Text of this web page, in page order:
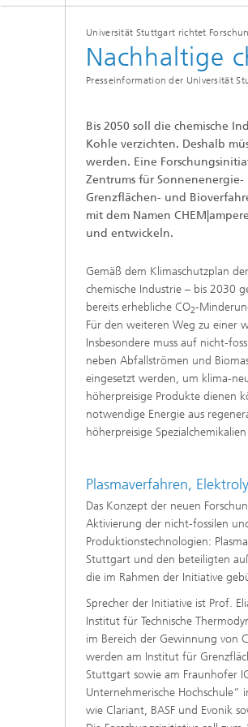
Biobasierte Polymere und
Zukunftsmaterialien
Mikrobielle Katalyse
Universität Stuttgart richtet
Nachhaltige
Presseinformation der Universität
Bis 2050 soll die chemische
Kohle verzichten. Deshalb
werden. Eine
Zentrums für
Grenzflächen- und
mit dem Namen
und entwickeln.
Gemäß dem Klimaschutzplan
chemische Industrie – bis 2030
bereits erhebliche CO2-
Für den weiteren Weg zu einer
Insbesondere muss auf nicht-
neben Abfallströmen und
eingesetzt werden, um klima-
höherpreisige Produkte dienen
notwendige Energie aus
höherpreisige
Plasmaverfahren,
Das Konzept der neuen
Aktivierung der nicht-fossilen
Produktionstechnologien:
Stuttgart und den beteiligten
die im Rahmen der Initiative
Sprecher der Initiative ist Prof.
Institut für Technische
im Bereich der Gewinnung von
werden am Institut für
Stuttgart sowie am Fraunhofer
Unternehmerische
wie Clariant, BASF und Evonik